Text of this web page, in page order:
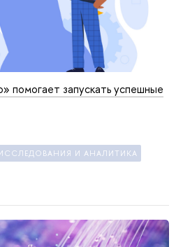
помогает запускать успешные
И АНАЛИТИКА